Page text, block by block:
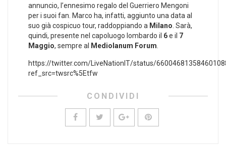
annuncio, l’ennesimo regalo del Guerriero Mengoni
per i suoi fan. Marco ha, infatti, aggiunto una data al
suo già cospicuo tour, raddoppiando a Milano . Sarà,
quindi, presente nel capoluogo lombardo il 6e il 7
Maggio, sempre al Mediolanum Forum
https://twitter.com/LiveNationIT/status/
ref_src=twsrc%5Etfw
CONDIVIDI